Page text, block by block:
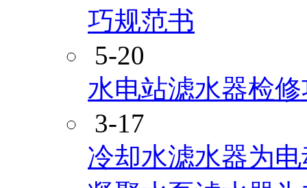
巧规范书
5-20
水电站滤水器检
3-17
冷却水滤水器为